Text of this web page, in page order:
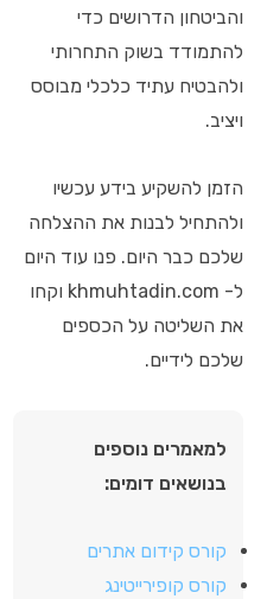
והביטחון הדרושים כדי
להתמודד בשוק התחרותי
ולהבטיח עתיד כלכלי מבוסס
ויציב.
הזמן להשקיע בידע עכשיו
ולהתחיל לבנות את ההצלחה
שלכם כבר היום. פנו עוד היום
ל- khmuhtadin.com וקחו
את השליטה על הכספים
שלכם לידיים.
למאמרים נוספים
בנושאים דומים:
קורס קידום אתרים
קורס קופירייטינג